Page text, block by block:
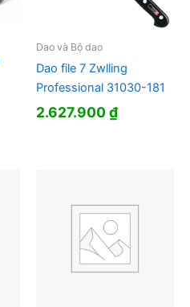
Dao và Bộ dao
Dao file 7 Zwlling
Professional 31030-181
2.627.900₫